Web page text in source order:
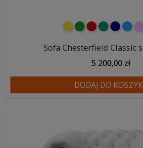
żółtyzielonyczerwony
turkusowy
Sofa Chesterfield Classic
5 200,00 zł
DODAJ DO